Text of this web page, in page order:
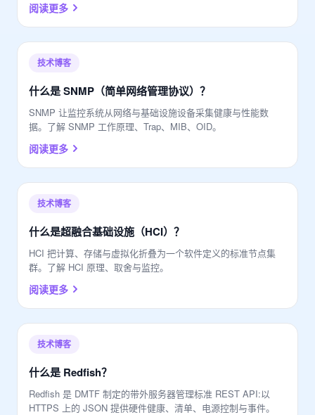
阅读更多
技术博客
什么是 SNMP（简单网络管理协议）？
SNMP 让监控系统从网络与基础设施设备采集健康与性能数
据。了解 SNMP 工作原理、Trap、MIB、OID。
阅读更多
技术博客
什么是超融合基础设施（HCI）？
HCI 把计算、存储与虚拟化折叠为一个软件定义的标准节点集
群。了解 HCI 原理、取舍与监控。
阅读更多
技术博客
什么是 Redfish？
Redfish 是 DMTF 制定的带外服务器管理标准 REST API:以
HTTPS 上的 JSON 提供硬件健康、清单、电源控制与事件。